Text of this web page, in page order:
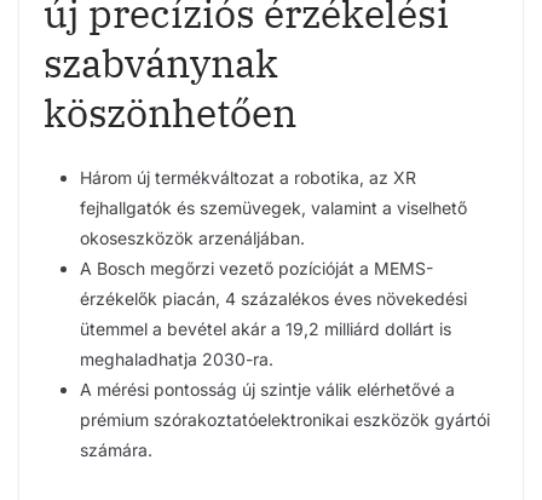
új precíziós érzékelési
szabványnak
köszönhetően
Három új termékváltozat a robotika, az XR
fejhallgatók és szemüvegek, valamint a viselhető
okoseszközök arzenáljában.
A Bosch megőrzi vezető pozícióját a MEMS-
érzékelők piacán, 4 százalékos éves növekedési
ütemmel a bevétel akár a 19,2 milliárd dollárt is
meghaladhatja 2030-ra.
A mérési pontosság új szintje válik elérhetővé a
prémium szórakoztatóelektronikai eszközök gyártói
számára.